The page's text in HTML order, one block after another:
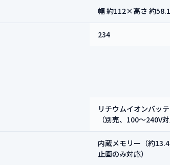
幅 約112×高さ 約
234
リチウムイオンバッ
（別売、100～240V対
内蔵メモリー（約
止画のみ対応）